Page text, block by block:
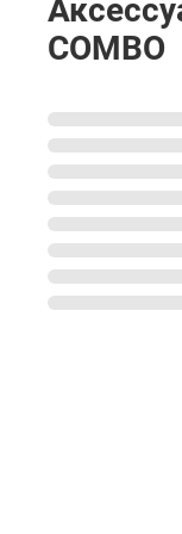
Размеры
COMBO